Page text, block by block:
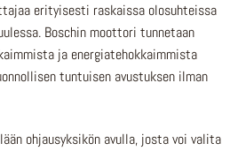
erityisesti raskaissa olosuhteissa
Boschin moottori tunnetaan
ja energiatehokkaimmista
tuntuisen avustuksen ilman
ohjausyksikön avulla, josta voi valita